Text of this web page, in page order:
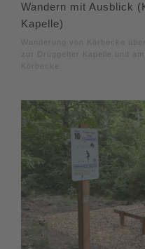
Wandern mit Ausblick
Kapelle)
Wanderung von Körbecke
zur Drüggelter Kapelle und
Körbecke.